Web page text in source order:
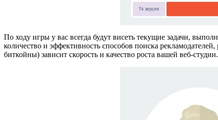
По ходу игры у вас всегда будут висеть текущие задачи,
количество и эффективность способов поиска
биткойны) зависит скорость и качество роста вашей веб-студии.